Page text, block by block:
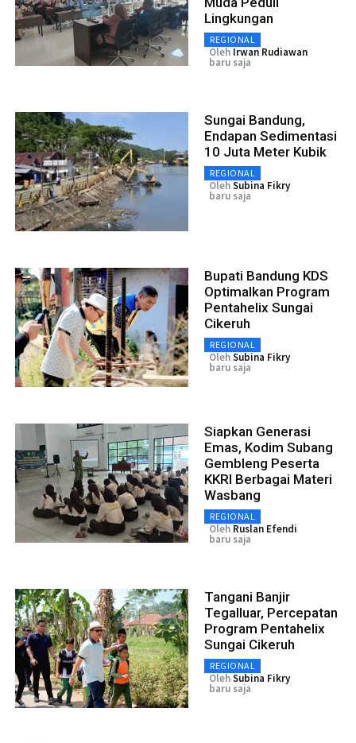
Lingkungan
REGIONAL
Oleh Irwan Rudiawan
baru saja
Sungai Bandung,
Endapan Sedimentasi
10 Juta Meter Kubik
REGIONAL
OlehSubina Fikry
baru saja
Bupati Bandung KDS
Optimalkan Program
Pentahelix Sungai
Cikeruh
REGIONAL
OlehSubina Fikry
baru saja
Siapkan Generasi
Emas, Kodim Subang
Gembleng Peserta
KKRI Berbagai Materi
Wasbang
REGIONAL
Oleh Ruslan Efendi
baru saja
Tangani Banjir
Tegalluar, Percepatan
Program Pentahelix
Sungai Cikeruh
REGIONAL
OlehSubina Fikry
baru saja